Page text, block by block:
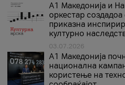
А1 Македонија и
оркестар
приказна
културно
03.07.2026
A1 Македонија
национална
користење на